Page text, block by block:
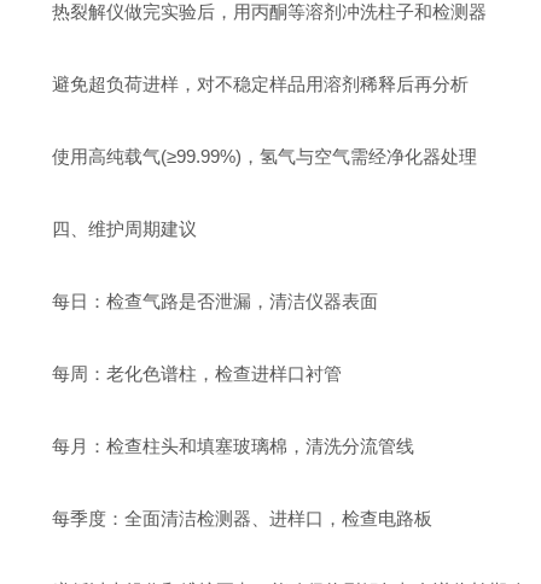
热裂解仪做完实验后，用丙酮等溶剂冲洗柱子和检测器
避免超负荷进样，对不稳定样品用溶剂稀释后再分析
使用高纯载气(≥99.99%)，氢气与空气需经净化器处理
四、维护周期建议
每日：检查气路是否泄漏，清洁仪器表面
每周：老化色谱柱，检查进样口衬管
每月：检查柱头和填塞玻璃棉，清洗分流管线
每季度：全面清洁检测器、进样口，检查电路板